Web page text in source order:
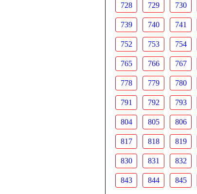
728 729 730
739 740 741
752 753 754
765 766 767
778 779 780
791 792 793
804 805 806
817 818 819
830 831 832
843 844 845